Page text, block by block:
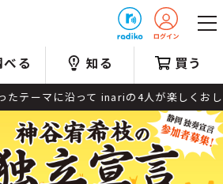
べる 知る 買う
マに沿って inariの4人が楽しくおしゃ